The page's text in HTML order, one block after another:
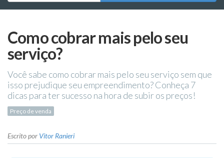
Como cobrar mais pelo seu
serviço?
Você sabe como cobrar mais pelo seu serviço sem que
isso prejudique seu empreendimento? Conheça 7
dicas para ter sucesso na hora de subir os preços!
Preço de venda
Escrito por Vitor Ranieri